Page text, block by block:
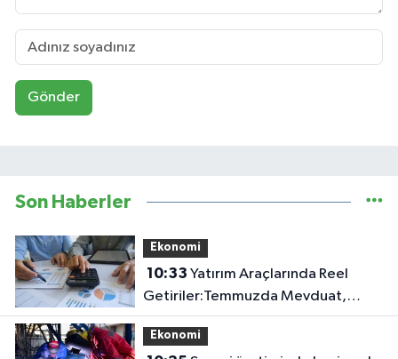
Gönder
Son Haberler
Ekonomi
10:33
Getiriler:Temmuzda Mevduat,
Yıllıkta Altın
Ekonomi